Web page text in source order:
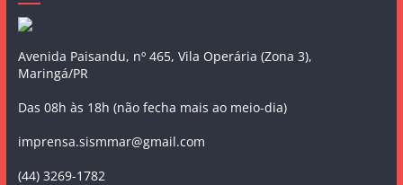
Avenida Paisandu, nº 465, Vila Operária (Zona 3),
Maringá/PR
Das 08h às 18h (não fecha mais ao meio-dia)
imprensa.sismmar@gmail.com
(44) 3269-1782